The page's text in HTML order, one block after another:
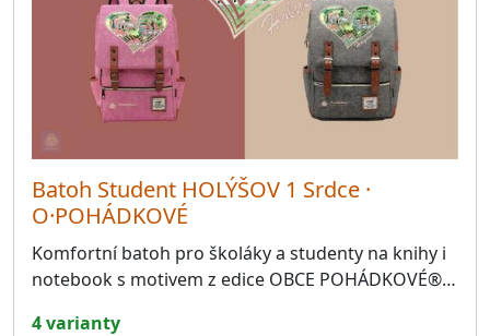
Batoh Student HOLÝŠOV 1 Srdce ·
O·POHÁDKOVÉ
Komfortní batoh pro školáky a studenty na knihy i
notebook s motivem z edice OBCE POHÁDKOVÉ®…
4 varianty